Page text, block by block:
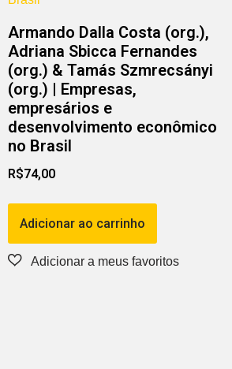
Armando Dalla Costa (org.),
Adriana Sbicca Fernandes
(org.) & Tamás Szmrecsányi
(org.) | Empresas,
empresários e
desenvolvimento econômico
no Brasil
R$74,00
Adicionar ao carrinho